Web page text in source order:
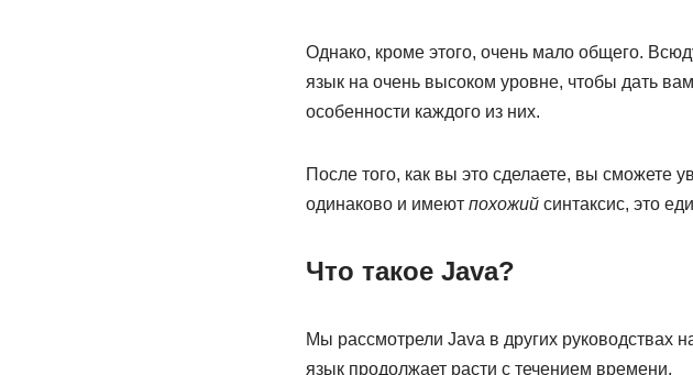
Однако, кроме этого, очень мало общего.
язык на очень высоком уровне, чтобы дать
особенности каждого из них.
После того, как вы это сделаете, вы сможете
одинаково и имеют похожийсинтаксис, это
Что такое Java?
Мы рассмотрели Java в других руководствах
язык продолжает расти с течением времени.